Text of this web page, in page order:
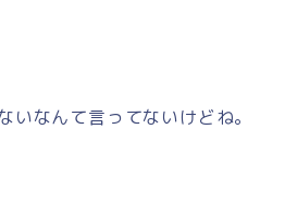
いなんて言ってないけどね。